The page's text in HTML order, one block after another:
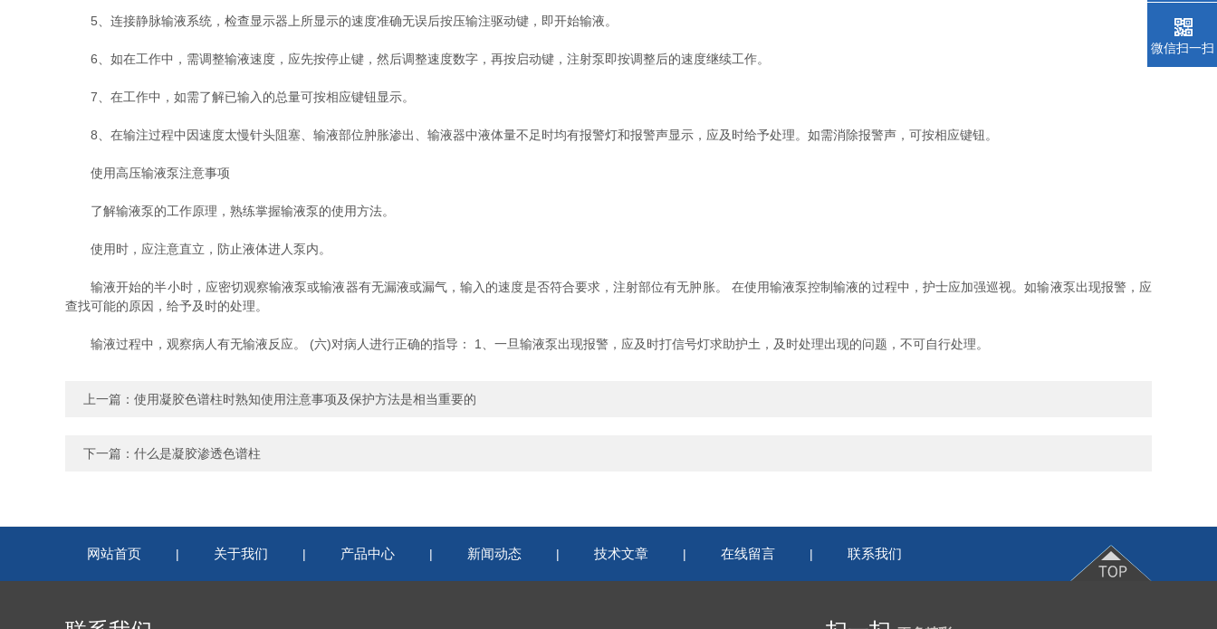
5、连接静脉输液系统，检查显示器上所显示的速度准确无误后按压输注驱动键，即开始输液。
6、如在工作中，需调整输液速度，应先按停止键，然后调整速度数字，再按启动键，注射泵即按调整后的速度继续工作。
7、在工作中，如需了解已输入的总量可按相应键钮显示。
8、在输注过程中因速度太慢针头阻塞、输液部位肿胀渗出、输液器中液体量不足时均有报警灯和报警声显示，应及时给予处理。如需消除报警声，可按相应键钮。
使用高压输液泵注意事项
了解输液泵的工作原理，熟练掌握输液泵的使用方法。
使用时，应注意直立，防止液体进人泵内。
输液开始的半小时，应密切观察输液泵或输液器有无漏液或漏气，输入的速度是否符合要求，注射部位有无肿胀。 在使用输液泵控制输液的过程中，护士应加强巡视。如输液泵出现报警，应
查找可能的原因，给予及时的处理。
输液过程中，观察病人有无输液反应。 (六)对病人进行正确的指导： 1、一旦输液泵出现报警，应及时打信号灯求助护土，及时处理出现的问题，不可自行处理。
上一篇： 使用凝胶色谱柱时熟知使用注意事项及保护方法是相当重要的
下一篇： 什么是凝胶渗透色谱柱
网站首页 | 关于我们 | 产品中心 | 新闻动态 | 技术文章 | 在线留言 | 联系我们
微信扫一扫